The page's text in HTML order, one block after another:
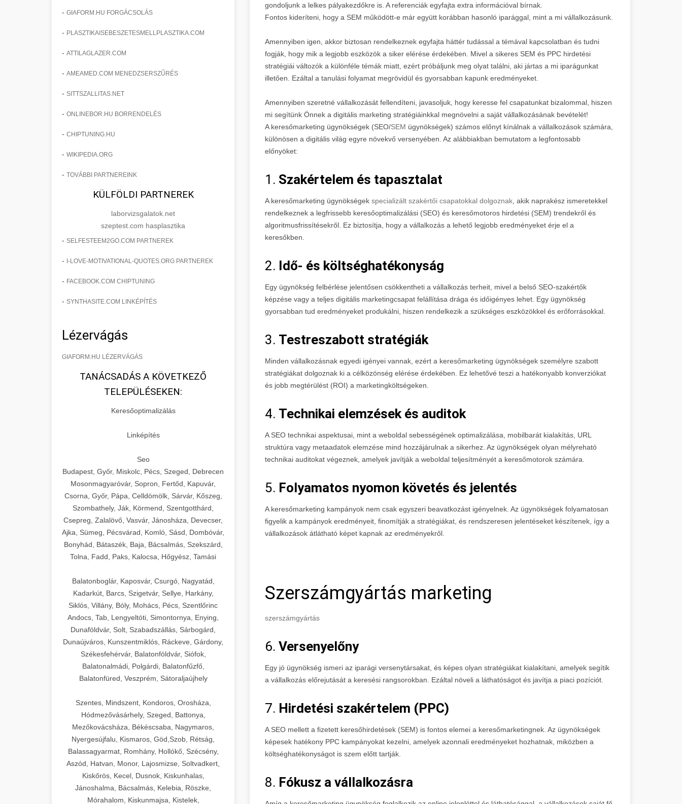
- GIAFORM.HU FORGÁCSOLÁS
- PLASZTIKAISEBESZETESMELLPLASZTIKA.COM
- ATTILAGLAZER.COM
- AMEAMED.COM MENEDZSERSZŰRÉS
- SITTSZALLITAS.NET
- ONLINEBOR.HU BORRENDELÉS
- CHIPTUNING.HU
- WIKIPEDIA.ORG
- TOVÁBBI PARTNEREINK
KÜLFÖLDI PARTNEREK
laborvizsgalatok.net
szeptest.com hasplasztika
- SELFESTEEM2GO.COM PARTNEREK
- I-LOVE-MOTIVATIONAL-QUOTES.ORG PARTNEREK
- FACEBOOK.COM CHIPTUNING
- SYNTHASITE.COM LINKÉPÍTÉS
Lézervágás
GIAFORM.HU LÉZERVÁGÁS
TANÁCSADÁS A KÖVETKEZŐ
TELEPÜLÉSEKEN:
Keresőoptimalizálás
Linképítés
Seo
Budapest, Győr, Miskolc, Pécs, Szeged, Debrecen
Mosonmagyaróvár, Sopron, Fertőd, Kapuvár,
Csorna, Győr, Pápa, Celldömölk, Sárvár, Kőszeg,
Szombathely, Ják, Körmend, Szentgotthárd,
Csepreg, Zalalövő, Vasvár, Jánosháza, Devecser,
Ajka, Sümeg, Pécsvárad, Komló, Sásd, Dombóvár,
Bonyhád, Bátaszék, Baja, Bácsalmás, Szekszárd,
Tolna, Fadd, Paks, Kalocsa, Hőgyész, Tamási
Balatonboglár, Kaposvár, Csurgó, Nagyatád,
Kadarkút, Barcs, Szigetvár, Sellye, Harkány,
Siklós, Villány, Bóly, Mohács, Pécs, Szentlőrinc
Andocs, Tab, Lengyeltóti, Simontornya, Enying,
Dunaföldvár, Solt, Szabadszállás, Sárbogárd,
Dunaújváros, Kunszentmiklós, Ráckeve, Gárdony,
Székesfehérvár, Balatonföldvár, Siófok,
Balatonalmádi, Polgárdi, Balatonfűzfő,
Balatonfüred, Veszprém, Sátoraljaújhely
Szentes, Mindszent, Kondoros, Orosháza,
Hódmezővásárhely, Szeged, Battonya,
Mezőkovácsháza, Békéscsaba, Nagymaros,
Nyergesújfalu, Kismaros, Göd,Szob, Rétság,
Balassagyarmat, Romhány, Hollókő, Szécsény,
Aszód, Hatvan, Monor, Lajosmizse, Soltvadkert,
Kiskőrös, Kecel, Dusnok, Kiskunhalas,
Jánoshalma, Bácsalmás, Kelebia, Röszke,
Mórahalom, Kiskunmajsa, Kistelek,
gondoljunk a lelkes pályakezdőkre is. A referenciák egyfajta extra információval bírnak.
Fontos kideríteni, hogy a SEM működött-e már együtt korábban hasonló iparággal, mint a mi vállalkozásunk.
Amennyiben igen, akkor biztosan rendelkeznek egyfajta háttér tudással a témával kapcsolatban és tudni
fogják, hogy mik a legjobb eszközök a siker elérése érdekében. Mivel a sikeres SEM és PPC hirdetési
stratégiái változók a különféle témák miatt, ezért próbáljunk meg olyat találni, aki jártas a mi iparágunkat
illetően. Ezáltal a tanulási folyamat megrövidül és gyorsabban kapunk eredményeket.
Amennyiben szeretné vállalkozását fellendíteni, javasoljuk, hogy keresse fel csapatunkat bizalommal, hiszen
mi segítünk Önnek a digitális marketing stratégiáinkkal megnövelni a saját vállalkozásának bevételét!
A keresőmarketing ügynökségek (SEO/SEM ügynökségek) számos előnyt kínálnak a vállalkozások számára,
különösen a digitális világ egyre növekvő versenyében. Az alábbiakban bemutatom a legfontosabb
előnyöket:
1. Szakértelem és tapasztalat
A keresőmarketing ügynökségek specializált szakértői csapatokkal dolgoznak , akik naprakész ismeretekkel
rendelkeznek a legfrissebb keresőoptimalizálási (SEO) és keresőmotoros hirdetési (SEM) trendekről és
algoritmusfrissítésekről. Ez biztosítja, hogy a vállalkozás a lehető legjobb eredményeket érje el a
keresőkben.
2. Idő- és költséghatékonyság
Egy ügynökség felbérlése jelentősen csökkentheti a vállalkozás terheit, mivel a belső SEO-szakértők
képzése vagy a teljes digitális marketingcsapat felállítása drága és időigényes lehet. Egy ügynökség
gyorsabban tud eredményeket produkálni, hiszen rendelkezik a szükséges eszközökkel és erőforrásokkal.
3. Testreszabott stratégiák
Minden vállalkozásnak egyedi igényei vannak, ezért a keresőmarketing ügynökségek személyre szabott
stratégiákat dolgoznak ki a célközönség elérése érdekében. Ez lehetővé teszi a hatékonyabb konverziókat
és jobb megtérülést (ROI) a marketingköltségeken.
4. Technikai elemzések és auditok
A SEO technikai aspektusai, mint a weboldal sebességének optimalizálása, mobilbarát kialakítás, URL
struktúra vagy metaadatok elemzése mind hozzájárulnak a sikerhez. Az ügynökségek olyan mélyreható
technikai auditokat végeznek, amelyek javítják a weboldal teljesítményét a keresőmotorok számára.
5. Folyamatos nyomon követés és jelentés
A keresőmarketing kampányok nem csak egyszeri beavatkozást igényelnek. Az ügynökségek folyamatosan
figyelik a kampányok eredményeit, finomítják a stratégiákat, és rendszeresen jelentéseket készítenek, így a
vállalkozások átlátható képet kapnak az eredményekről.
Szerszámgyártás marketing
szerszámgyártás
6. Versenyelőny
Egy jó ügynökség ismeri az iparági versenytársakat, és képes olyan stratégiákat kialakítani, amelyek segítik
a vállalkozás előrejutását a keresési rangsorokban. Ezáltal növeli a láthatóságot és javítja a piaci pozíciót.
7. Hirdetési szakértelem (PPC)
A SEO mellett a fizetett keresőhirdetések (SEM) is fontos elemei a keresőmarketingnek. Az ügynökségek
képesek hatékony PPC kampányokat kezelni, amelyek azonnali eredményeket hozhatnak, miközben a
költséghatékonyságot is szem előtt tartják.
8. Fókusz a vállalkozásra